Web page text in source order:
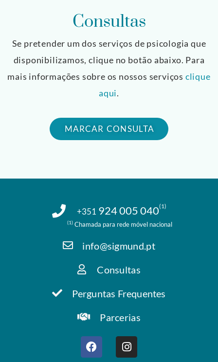
Consultas
Se pretender um dos serviços de psicologia que
disponibilizamos, clique no botão abaixo. Para
mais informações sobre os nossos serviços clique
aqui.
MARCAR CONSULTA
+351 924 005 040(1)
(1) Chamada para rede móvel nacional
info@sigmund.pt
Consultas
Perguntas Frequentes
Parcerias